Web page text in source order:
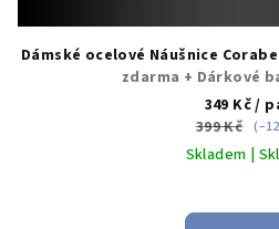
Dámské ocelové Náušnice
zdarma + Dárkové
349 Kč/
399 Kč
Skladem |